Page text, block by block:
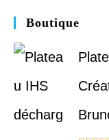
Boutique